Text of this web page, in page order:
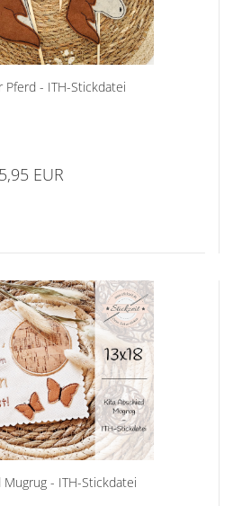
Pferd - ITH-Stickdatei
5,95 EUR
Mugrug - ITH-Stickdatei